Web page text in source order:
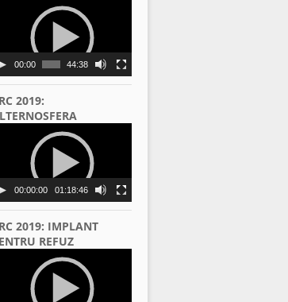
00:00 44:38
2019:
00:00:00 01:18:46
2019: IMPLANT
REFUZ